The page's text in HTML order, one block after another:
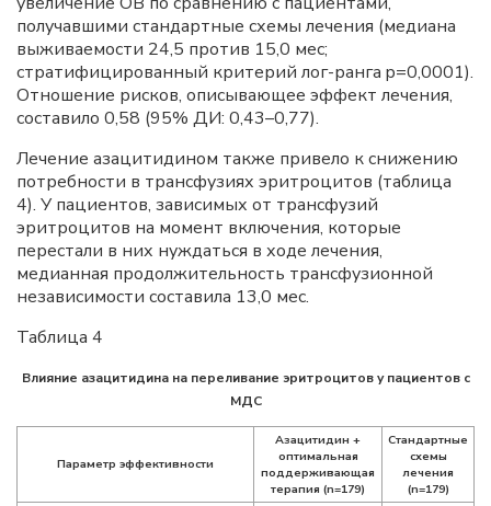
получавшими стандартные схемы лечения (медиана
выживаемости 24,5 против 15,0 мес;
стратифицированный критерий лог-ранга p=0,0001).
Отношение рисков, описывающее эффект лечения,
составило 0,58 (95% ДИ: 0,43–0,77).
Лечение азацитидином также привело к снижению
потребности в трансфузиях эритроцитов (таблица
4). У пациентов, зависимых от трансфузий
эритроцитов на момент включения, которые
перестали в них нуждаться в ходе лечения,
медианная продолжительность трансфузионной
независимости составила 13,0 мес.
Таблица 4
Влияние азацитидина на переливание эритроцитов у пациентов с
МДС
Параметр эффективности
Азацитидин +
оптимальная
поддерживающая
терапия (n=179)
Стандартные
схемы
лечения
(n=179)